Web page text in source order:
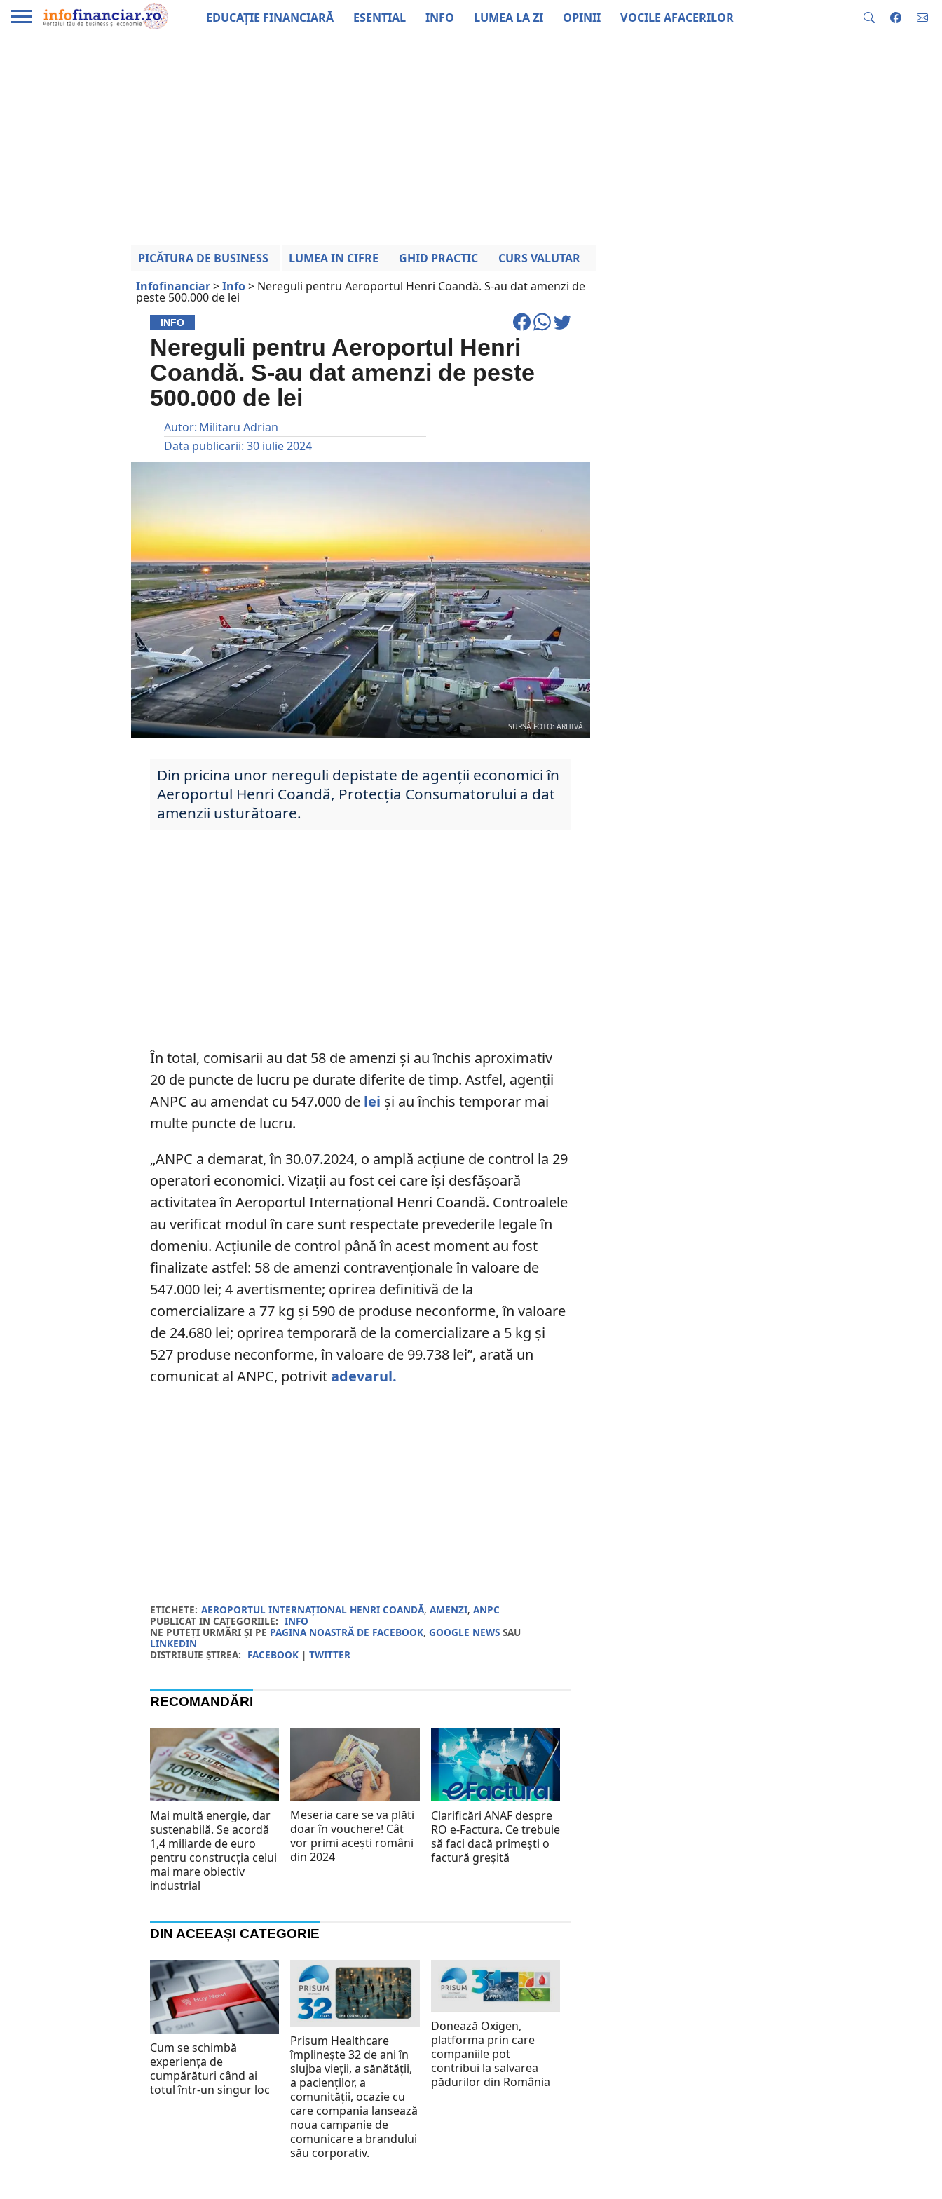
EDUCAȚIE FINANCIARĂ ESENTIAL INFO LUMEA LA ZI OPINII VOCILE AFACERILOR
PICĂTURA DE BUSINESS LUMEA IN CIFRE GHID PRACTIC
CURS VALUTAR
Infofinanciar>Info> Nereguli pentru Aeroportul Henri Coandă. S-au dat amenzi de
peste 500.000 de lei
INFO
Nereguli pentru Aeroportul Henri
Coandă. S-au dat amenzi de peste
500.000 de lei
Autor: Militaru Adrian
Data publicarii: 30 iulie 2024
SURSĂ FOTO: ARHIVĂ
Din pricina unor nereguli depistate de agenții economici în
Aeroportul Henri Coandă, Protecția Consumatorului a dat
amenzii usturătoare.
În total, comisarii au dat 58 de amenzi și au închis aproximativ
20 de puncte de lucru pe durate diferite de timp. Astfel, agenții
ANPC au amendat cu 547.000 de lei şi au închis temporar mai
multe puncte de lucru.
„ANPC a demarat, în 30.07.2024, o amplă acţiune de control la 29
operatori economici. Vizații au fost cei care îşi desfăşoară
activitatea în Aeroportul Internaţional Henri Coandă. Controalele
au verificat modul în care sunt respectate prevederile legale în
domeniu. Acţiunile de control până în acest moment au fost
finalizate astfel: 58 de amenzi contravenţionale în valoare de
547.000 lei; 4 avertismente; oprirea definitivă de la
comercializare a 77 kg şi 590 de produse neconforme, în valoare
de 24.680 lei; oprirea temporară de la comercializare a 5 kg şi
527 produse neconforme, în valoare de 99.738 lei”, arată un
comunicat al ANPC, potrivitadevarul.
ETICHETE: AEROPORTUL INTERNAȚIONAL HENRI COANDĂ,AMENZI,ANPC
PUBLICAT IN CATEGORIILE: INFO
NE PUTEȚI URMĂRI ȘI PE PAGINA NOASTRĂ DE FACEBOOK,GOOGLE NEWS SAU
LINKEDIN
DISTRIBUIE ȘTIREA: FACEBOOK |TWITTER
RECOMANDĂRI
Mai multă energie, dar
sustenabilă. Se acordă
1,4 miliarde de euro
pentru construcția celui
mai mare obiectiv
industrial
Meseria care se va plăti
doar în vouchere! Cât
vor primi acești români
din 2024
Clarificări ANAF despre
RO e-Factura. Ce trebuie
să faci dacă primești o
factură greșită
DIN ACEEAȘI CATEGORIE
Cum se schimbă
experiența de
cumpărături când ai
totul într-un singur loc
Prisum Healthcare
împlinește 32 de ani în
slujba vieții, a sănătății,
a pacienților, a
comunității, ocazie cu
care compania lansează
noua campanie de
comunicare a brandului
său corporativ.
Donează Oxigen,
platforma prin care
companiile pot
contribui la salvarea
pădurilor din România